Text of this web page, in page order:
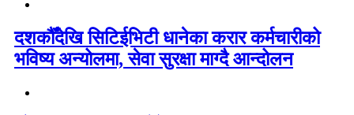
दशकौँदेखि सिटिईभिटी धानेका करार कर्मचारीको
भविष्य अन्योलमा, सेवा सुरक्षा माग्दै आन्दोलन